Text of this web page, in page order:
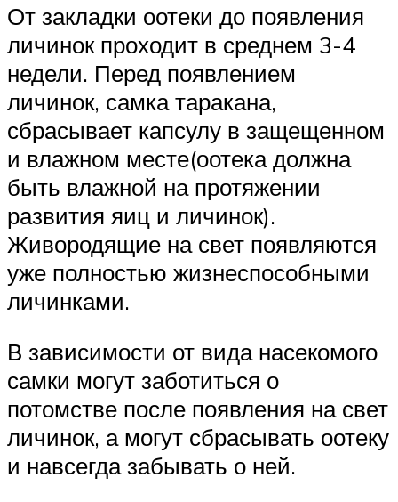
От закладки оотеки до появления
личинок проходит в среднем 3-4
недели. Перед появлением
личинок, самка таракана,
сбрасывает капсулу в защещенном
и влажном месте(оотека должна
быть влажной на протяжении
развития яиц и личинок).
Живородящие на свет появляются
уже полностью жизнеспособными
личинками.
В зависимости от вида насекомого
самки могут заботиться о
потомстве после появления на свет
личинок, а могут сбрасывать оотеку
и навсегда забывать о ней.